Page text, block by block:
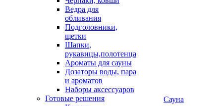
Ведра для
обливания
Подголовники,
щетки
Шапки,
рукавицы,полотенца
Ароматы для сауны
Дозаторы воды, пара
и ароматов
Наборы аксессуаров
Готовые решения
Сауна